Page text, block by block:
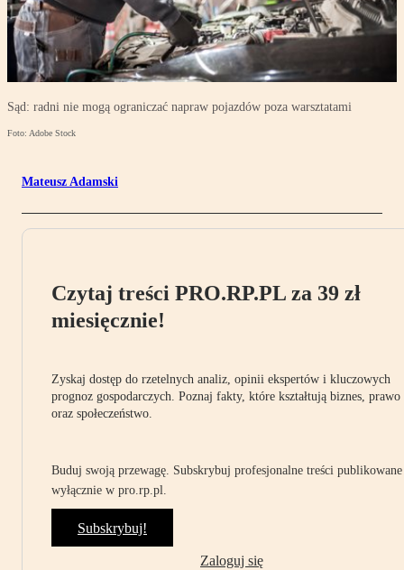
Sąd: radni nie mogą ograniczać napraw pojazdów poza warsztatami
Foto: Adobe Stock
Mateusz Adamski
Czytaj treści PRO.RP.PL za 39 zł
miesięcznie!
Zyskaj dostęp do rzetelnych analiz, opinii ekspertów i kluczowych
prognoz gospodarczych. Poznaj fakty, które kształtują biznes, prawo
oraz społeczeństwo.
Buduj swoją przewagę. Subskrybuj profesjonalne treści publikowane
wyłącznie w pro.rp.pl.
Subskrybuj!
Zaloguj się